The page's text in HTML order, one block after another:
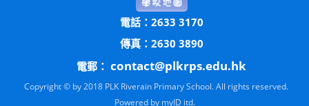
電話：2633 3170
傳真：2630 3890
電郵： contact@plkrps.edu.hk
Copyright © by 2018 PLK Riverain Primary School. All rights reserved.
Powered by myID itd.